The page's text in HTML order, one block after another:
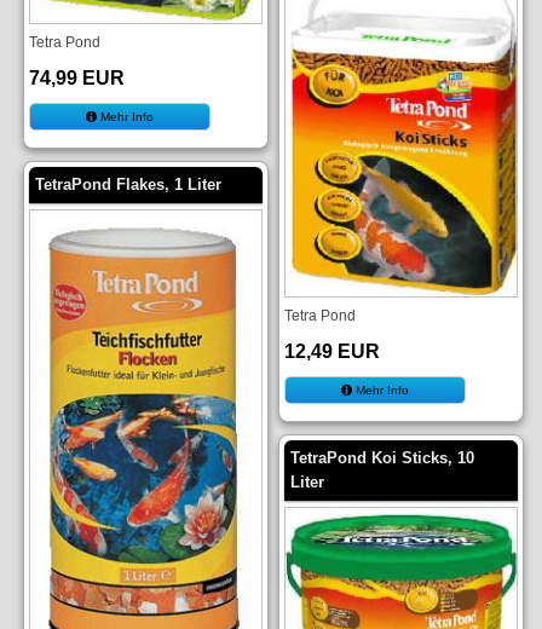
Tetra Pond
74,99 EUR
Mehr Info
TetraPond Flakes, 1 Liter
Tetra Pond
12,49 EUR
Mehr Info
TetraPond Koi Sticks, 10
Liter